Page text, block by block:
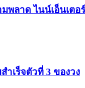
พลาด ไนน์เอ็นเตอ
เร็จตัวที่ 3 ของวง